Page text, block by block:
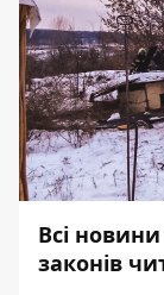
Всі
законів